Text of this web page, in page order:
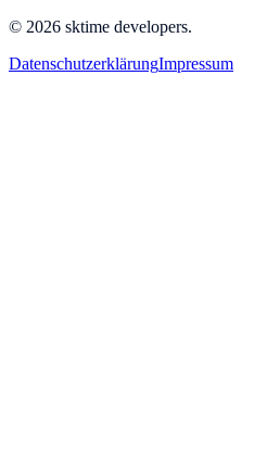
© 2026 sktime developers.
DatenschutzerklärungImpressum